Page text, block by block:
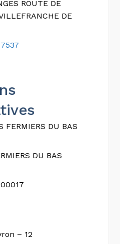
ROUTE DE
DE
FERMIERS DU BAS
DU BAS
– 12